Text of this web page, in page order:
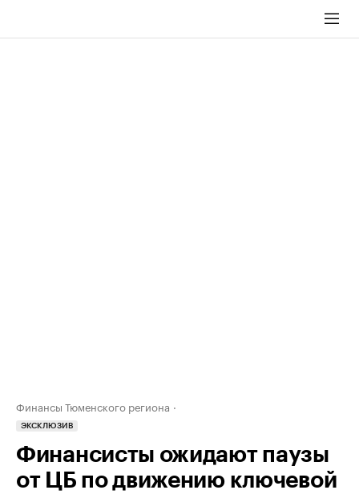
Финансы Тюменского региона
ЭКСКЛЮЗИВ
Финансисты ожидают паузы
от ЦБ по движению ключевой